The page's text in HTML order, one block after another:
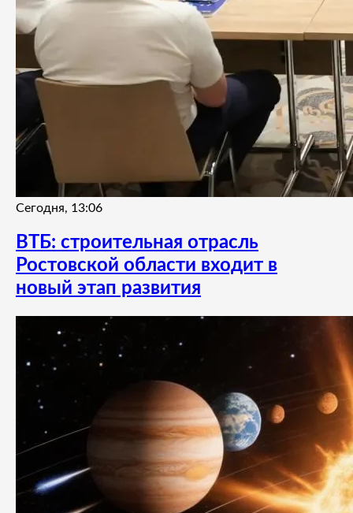
Сегодня, 13:06
ВТБ: строительная отрасль
Ростовской области входит в
новый этап развития